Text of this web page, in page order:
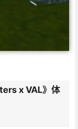
x VAL》体